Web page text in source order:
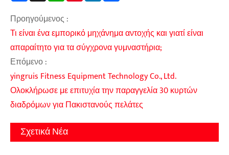
Προηγούμενος :
Τι είναι ένα εμπορικό μηχάνημα αντοχής και γιατί είναι
απαραίτητο για τα σύγχρονα γυμναστήρια;
Επόμενο :
yingruis Fitness Equipment Technology Co., Ltd.
Ολοκλήρωσε με επιτυχία την παραγγελία 30 κυρτών
διαδρόμων για Πακιστανούς πελάτες
Σχετικά Νέα